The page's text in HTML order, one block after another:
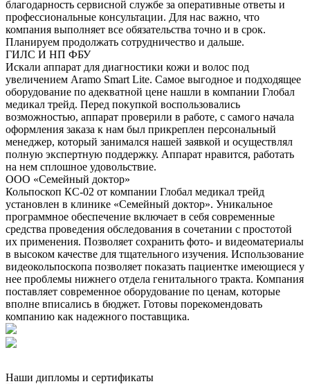
благодарность сервисной службе за оперативные ответы и
профессиональные консультации. Для нас важно, что
компания выполняет все обязательства точно и в срок.
Планируем продолжать сотрудничество и дальше.
ГИЛС И НП ФБУ
Искали аппарат для диагностики кожи и волос под
увеличением Aramo Smart Lite. Самое выгодное и подходящее
оборудование по адекватной цене нашли в компании Глобал
медикал трейд. Перед покупкой воспользовались
возможностью, аппарат проверили в работе, с самого начала
оформления заказа к нам был прикреплен персональный
менеджер, который занимался нашей заявкой и осуществлял
полную экспертную поддержку. Аппарат нравится, работать
на нем сплошное удовольствие.
ООО «Семейный доктор»
Кольпоскоп КС-02 от компании Глобал медикал трейд
установлен в клинике «Семейный доктор». Уникальное
программное обеспечение включает в себя современные
средства проведения обследования в сочетании с простотой
их применения. Позволяет сохранить фото- и видеоматериалы
в высоком качестве для тщательного изучения. Использование
видеокольпоскопа позволяет показать пациентке имеющиеся у
нее проблемы нижнего отдела генитального тракта. Компания
поставляет современное оборудование по ценам, которые
вполне вписались в бюджет. Готовы порекомендовать
компанию как надежного поставщика.
Наши дипломы и сертификаты